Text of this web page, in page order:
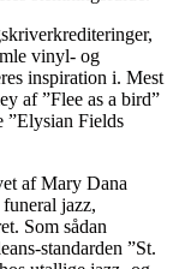
vinyl- og
inspiration i. Mest
af ”Flee as a bird”
”Elysian Fields
af Mary Dana
jazz,
Som sådan
standarden ”St.